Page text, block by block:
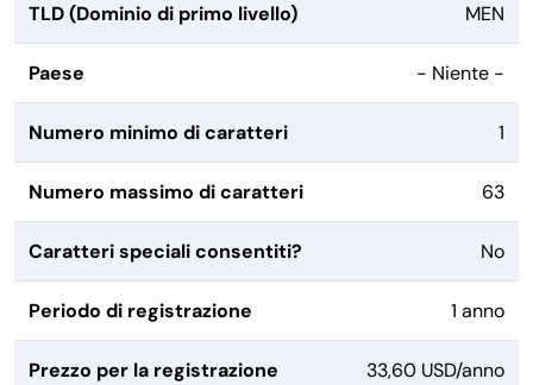
TLD (Dominio di primo livello) MEN
Paese - Niente -
Numero minimo di caratteri 1
Numero massimo di caratteri 63
Caratteri speciali consentiti? No
Periodo di registrazione 1 anno
Prezzo per la registrazione 33,60 USD/anno